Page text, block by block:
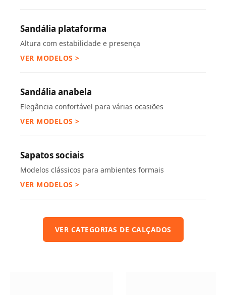
Sandália plataforma
Altura com estabilidade e presença
VER MODELOS >
Sandália anabela
Elegância confortável para várias ocasiões
VER MODELOS >
Sapatos sociais
Modelos clássicos para ambientes formais
VER MODELOS >
VER CATEGORIAS DE CALÇADOS